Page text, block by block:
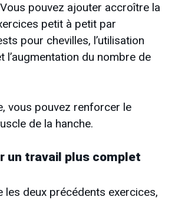
pouvez ajouter accroître la
petit à petit par
pour chevilles, l’utilisation
l’augmentation du nombre de
vous pouvez renforcer le
de la hanche.
un travail plus complet
les deux précédents exercices,